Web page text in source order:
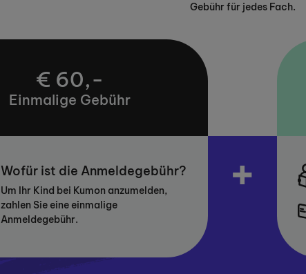
Gebühr für jedes Fach.
€ 60,-
Einmalige Gebühr
Wofür ist die Anmeldegebühr?
Um Ihr Kind bei Kumon anzumelden,
zahlen Sie eine einmalige
Anmeldegebühr.
+